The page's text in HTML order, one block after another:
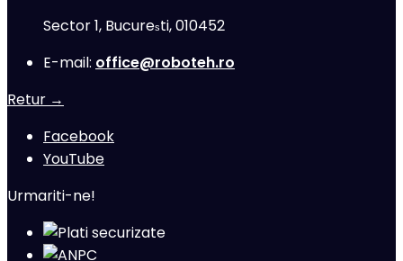
Sector 1, Bucuresti, 010452
E-mail: office@roboteh.ro
Retur →
Facebook
YouTube
Urmariti-ne!